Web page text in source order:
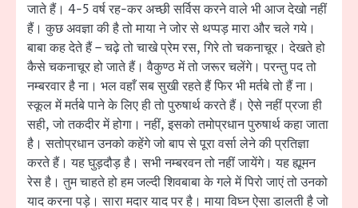
जाते हैं। 4-5 वर्ष रह-कर अच्छी सर्विस करने वाले भी आज देखो नहीं
हैं। कुछ अवज्ञा की है तो माया ने जोर से थप्पड़ मारा और चले गये।
बाबा कह देते हैं – चढ़े तो चाखे प्रेम रस, गिरे तो चकनाचूर। देखते हो
कैसे चकनाचूर हो जाते हैं। वैकुण्ठ में तो जरूर चलेंगे। परन्तु पद तो
नम्बरवार है ना। भल वहाँ सब सुखी रहते हैं फिर भी मर्तबे तो हैं ना।
स्कूल में मर्तबे पाने के लिए ही तो पुरुषार्थ करते हैं। ऐसे नहीं प्रजा ही
सही, जो तकदीर में होगा। नहीं, इसको तमोप्रधान पुरुषार्थ कहा जाता
है। सतोप्रधान उनको कहेंगे जो बाप से पूरा वर्सा लेने की प्रतिज्ञा
करते हैं। यह घुड़दौड़ है। सभी नम्बरवन तो नहीं जायेंगे। यह ह्यूमन
रेस है। तुम चाहते हो हम जल्दी शिवबाबा के गले में पिरो जाएं तो उनको
याद करना पड़े। सारा मदार याद पर है। माया विघ्न ऐसा डालती है जो